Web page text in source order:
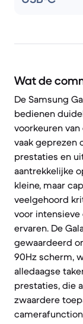
Wat de
De Samsung
bedienen
voorkeuren
vaak geprezen
prestaties en
aantrekkelijke
kleine, maar
veelgehoord
voor
ervaren. De
gewaardeerd
90Hz scherm,
alledaagse
prestaties, die
zwaardere